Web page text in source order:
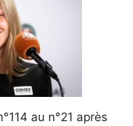
au n°21 après